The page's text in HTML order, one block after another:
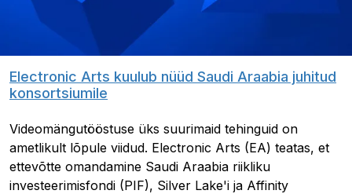
Electronic Arts kuulub nüüd Saudi Araabia juhitud
konsortsiumile
Videomängutööstuse üks suurimaid tehinguid on
ametlikult lõpule viidud. Electronic Arts (EA) teatas, et
ettevõtte omandamine Saudi Araabia riikliku
investeerimisfondi (PIF), Silver Lake'i ja Affinity